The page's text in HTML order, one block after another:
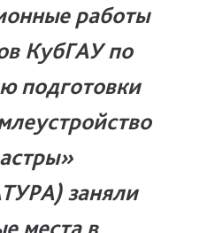
работы
КубГАУпо
подготовки
заняли
места в